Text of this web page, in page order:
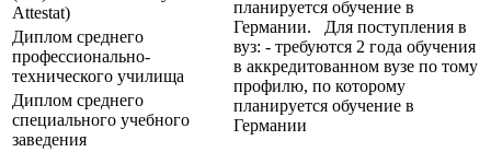
Attestat)
планируется обучение в
Германии. Для поступления в
вуз: - требуются 2 года обучения
в аккредитованном вузе по тому
профилю, по которому
планируется обучение в
Германии
Диплом среднего
профессионально-
технического училища
Диплом среднего
специального учебного
заведения